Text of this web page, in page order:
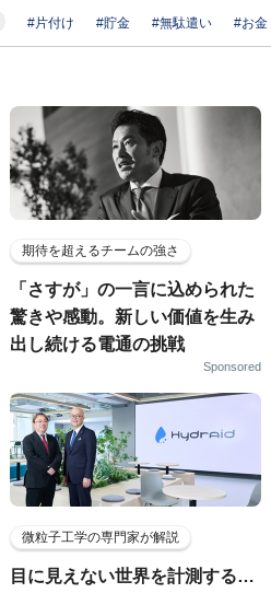
#片付け #貯金 #無駄遣い #お金
期待を超えるチームの強さ
「さすが」の一言に込められた
驚きや感動。新しい価値を生み
出し続ける電通の挑戦
Sponsored
微粒子工学の専門家が解説
目に見えない世界を計測する…